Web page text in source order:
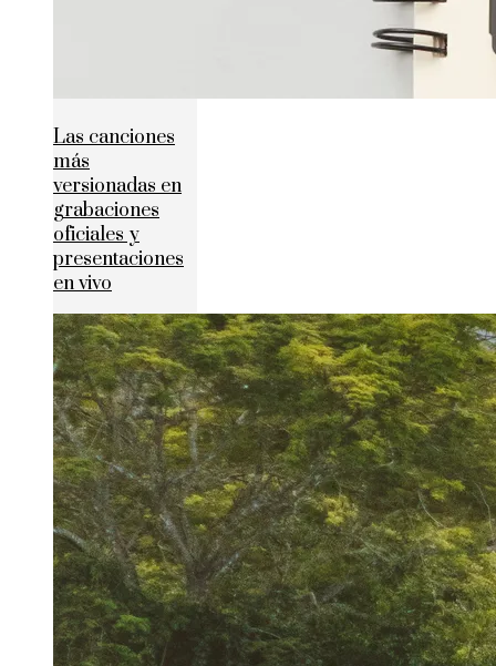
Las canciones
más
versionadas en
grabaciones
oficiales y
presentaciones
en vivo